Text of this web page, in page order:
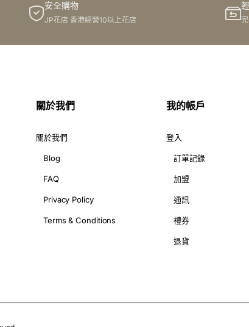
花呢個話題啦!我相信唔少人都試過想送花俾心中人,但最
話,我要隆重推介大家G花店嘅網上訂花服務。佢哋嘅服務
啦!我會用我自己嘅親身體驗,同大家講解佢哋嘅特色定位,
想即刻上網睇吓佢哋嘅作品!
店睇吓,又要同店員傾吓花款同價錢。有時都好麻煩,有時又
安全購物
JP花店 香港經營10以上花店
關於我們
關於我們
Blog
FAQ
Privacy Policy
Terms & Conditions
我的帳戶
登入
訂單記錄
加盟
通訊
禮券
退貨